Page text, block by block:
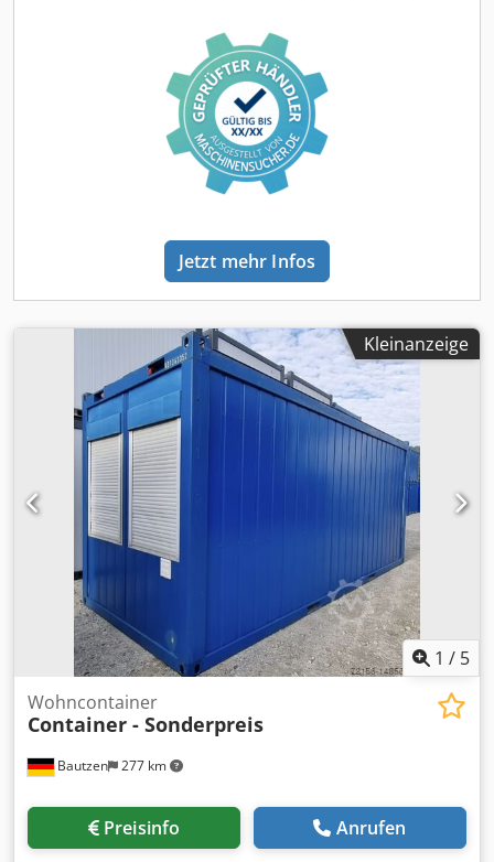
Dreh-/Kippbeschlag inklusive Rollläden ✅ 1 x
Stahlaußentür stirnseitig ✅ 2 x Lichtbalken für eine
optimale Ausleuchtung ✅ 1 x Elektroheizung – ideal für
den ganzjährigen Einsatz ✅ Robuste Stahlkonstruktion ✅
Wetterfest und langlebig ✅ Sofort verfügbar ✅
Standardmaß: 20 Fuß (ca. 6m lang - 2,50m breit - 2,80m
hoch ) Dedewu Uuxjpfx Ad Neck 📸 Zustand: Der Container
befindet sich in einem gebrauchten, gepflegten Zustand
stabil und eignet sich hervorragend für den sofortigen
Einsatz. 🚛 Transport: Der Transport kann nach Absprache
organisiert werden oder erfolgt durch den Käufer. 📩 Bei
sind nach Terminvereinbarung jederzeit möglich.
Jetzt mehr Infos
Kleinanzeige
1 / 5
Bautzen 277 km
Wohncontainer
Container - Sonderpreis
Preisinfo Anrufen